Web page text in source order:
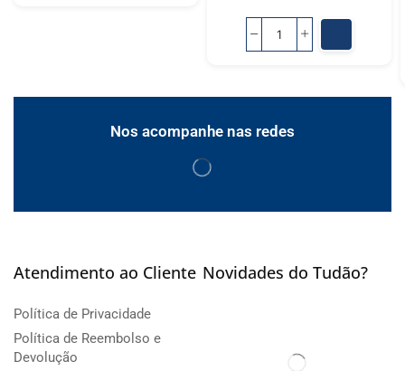
Nos acompanhe nas redes
Atendimento ao Cliente
Política de Privacidade
Política de Reembolso e
Devolução
Novidades do Tudão?